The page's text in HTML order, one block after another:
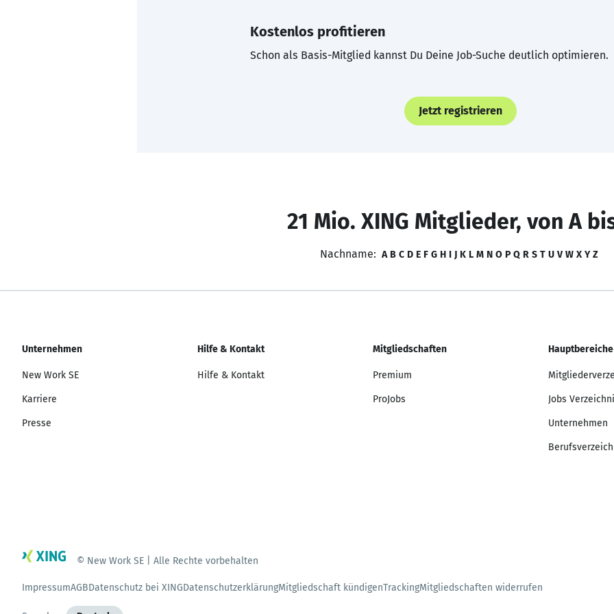
Kostenlos profitieren
Schon als Basis-Mitglied kannst Du Deine Job-Suche deutlich optimieren.
Jetzt registrieren
21 Mio. XING Mitglieder, von A
Nachname: A B C D E F G H I J K L M N O P Q R S T U V W X Y Z
Unternehmen
New Work SE
Karriere
Presse
Hilfe & Kontakt
Hilfe & Kontakt
Mitgliedschaften
Premium
ProJobs
Hauptbereiche
Jobs
Unternehmen
© New Work SE | Alle Rechte vorbehalten
ImpressumAGBDatenschutz bei XINGDatenschutzerklärungMitgliedschaft kündigenTrackingMitgliedschaften widerrufen